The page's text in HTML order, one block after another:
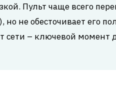
Пульт чаще всего
не обесточивает его
сети – ключевой момент